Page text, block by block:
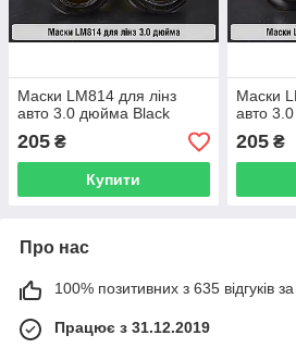
Маски LM814 для лінз
авто 3.0 дюйма Black
205 ₴
Купити
Маски
авто
205₴
Про нас
100% позитивних з 635 відгуків за
Працює з 31.12.2019